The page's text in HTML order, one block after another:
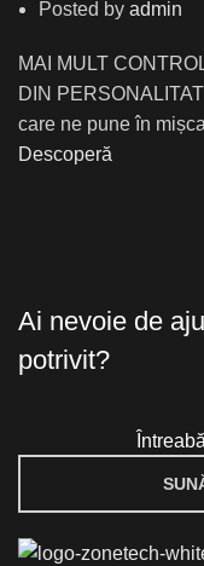
Posted by admin
MAI MULT
DIN
care ne pune în
Descoperă
Ai nevoie de
potrivit?